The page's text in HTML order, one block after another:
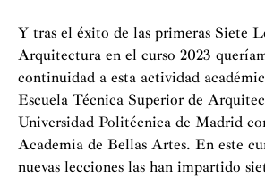
Y tras el éxito de las primeras Siete
Arquitectura en el curso 2023
continuidad a esta actividad
Escuela Técnica Superior de
Universidad Politécnica de Madrid
Academia de Bellas Artes. En este
nuevas lecciones las han impartido